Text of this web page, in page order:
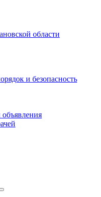
области
и безопасность
Поиск